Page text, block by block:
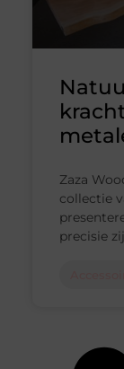
Zaza
collectie
precisie